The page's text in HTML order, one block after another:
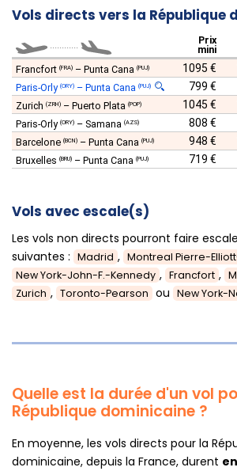
Vols directs vers la République
Prix
mini
Francfort (FRA) – Punta Cana (PUJ) 1095 €
Paris-Orly (ORY) – Punta Cana (PUJ) 799 €
Zurich (ZRH) – Puerto Plata (POP) 1045 €
Paris-Orly (ORY) – Samana (AZS) 808 €
Barcelone (BCN) – Punta Cana (PUJ) 948 €
Bruxelles (BRU) – Punta Cana (PUJ) 719 €
Vols avec escale(s)
Les vols non directs pourront faire
suivantes : Madrid , Montreal Pierre-
New York-John-F.-Kennedy , Francfort ,
Zurich , Toronto-Pearson ou New York-
Quelle est la durée d'un vol
République dominicaine ?
En moyenne, les vols directs pour la
dominicaine, depuis la France, durent